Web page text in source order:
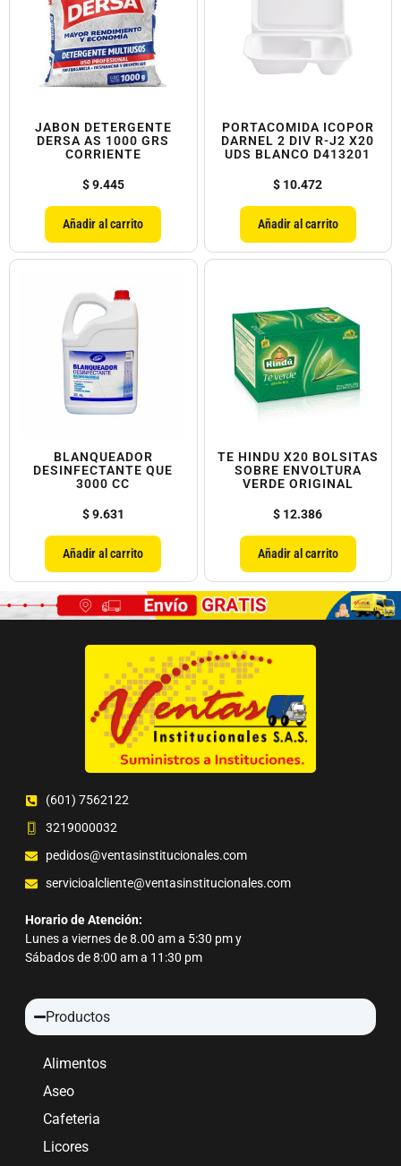
JABON DETERGENTE
DERSA AS 1000 GRS
CORRIENTE
$9.445
Añadir al carrito
PORTACOMIDA ICOPOR
DARNEL 2 DIV R-J2 X20
UDS BLANCO D413201
$ 10.472
Añadir al carrito
BLANQUEADOR
DESINFECTANTE QUE
3000 CC
$9.631
Añadir al carrito
TE HINDU X20 BOLSITAS
SOBRE ENVOLTURA
VERDE ORIGINAL
$ 12.386
Añadir al carrito
(601) 7562122
3219000032
pedidos@ventasinstitucionales.com
servicioalcliente@ventasinstitucionales.com
Horario de Atención:
Lunes a viernes de 8.00 am a 5:30 pm y
Sábados de 8:00 am a 11:30 pm
Productos
Alimentos
Aseo
Cafeteria
Licores